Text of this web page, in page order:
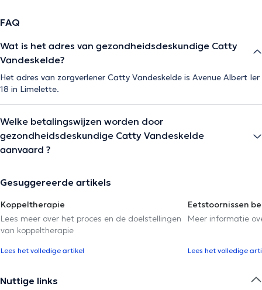
FAQ
Wat is het adres van gezondheidsdeskundige Catty
Vandeskelde?
Het adres van zorgverlener Catty Vandeskelde is Avenue Albert Ier
18 in Limelette.
Welke betalingswijzen worden door
gezondheidsdeskundige Catty Vandeskelde
aanvaard ?
Gesuggereerde artikels
Koppeltherapie
Lees meer over het proces en de doelstellingen
van koppeltherapie
Lees het volledige artikel
Eetstoornissen
Meer informatie
Lees het volledige
Nuttige links